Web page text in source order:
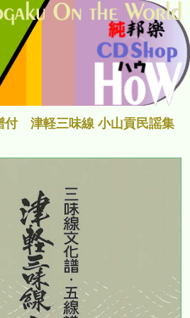
付 津軽三味線 小山貢民謡集